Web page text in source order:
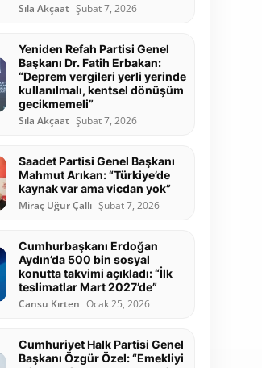
Sıla Akçaat Şubat 7, 2026
Yeniden Refah Partisi Genel
Başkanı Dr. Fatih Erbakan:
“Deprem vergileri yerli yerinde
kullanılmalı, kentsel dönüşüm
gecikmemeli”
Sıla Akçaat Şubat 7, 2026
Saadet Partisi Genel Başkanı
Mahmut Arıkan: “Türkiye’de
kaynak var ama vicdan yok”
Miraç Uğur Çallı Şubat 7, 2026
Cumhurbaşkanı Erdoğan
Aydın’da 500 bin sosyal
konutta takvimi açıkladı: “İlk
teslimatlar Mart 2027’de”
Cansu Kırten Ocak 25, 2026
Cumhuriyet Halk Partisi Genel
Başkanı Özgür Özel: “Emekliyi